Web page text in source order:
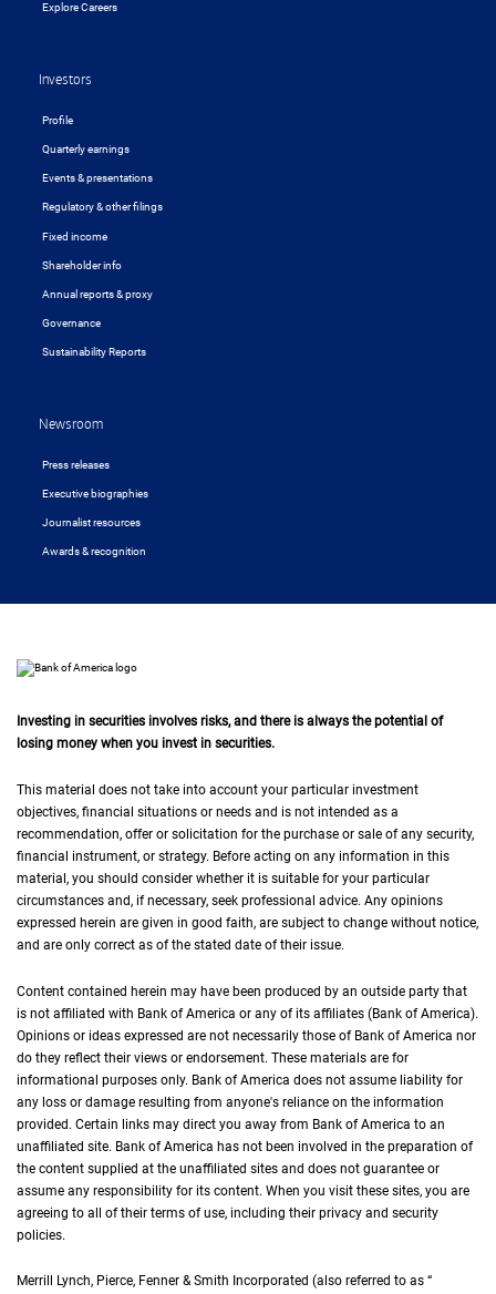
Explore Careers
Investors
Profile
Quarterly earnings
Events & presentations
Regulatory & other filings
Fixed income
Shareholder info
Annual reports & proxy
Governance
Sustainability Reports
Newsroom
Press releases
Executive biographies
Journalist resources
Awards & recognition
Investing in securities involves risks, and there is always the potential of
losing money when you invest in securities.
This material does not take into account your particular investment
objectives, financial situations or needs and is not intended as a
recommendation, offer or solicitation for the purchase or sale of any security,
financial instrument, or strategy. Before acting on any information in this
material, you should consider whether it is suitable for your particular
circumstances and, if necessary, seek professional advice. Any opinions
expressed herein are given in good faith, are subject to change without notice,
and are only correct as of the stated date of their issue.
Content contained herein may have been produced by an outside party that
is not affiliated with Bank of America or any of its affiliates (Bank of America).
Opinions or ideas expressed are not necessarily those of Bank of America nor
do they reflect their views or endorsement. These materials are for
informational purposes only. Bank of America does not assume liability for
any loss or damage resulting from anyone's reliance on the information
provided. Certain links may direct you away from Bank of America to an
unaffiliated site. Bank of America has not been involved in the preparation of
the content supplied at the unaffiliated sites and does not guarantee or
assume any responsibility for its content. When you visit these sites, you are
agreeing to all of their terms of use, including their privacy and security
policies.
Merrill Lynch, Pierce, Fenner & Smith Incorporated (also referred to as “